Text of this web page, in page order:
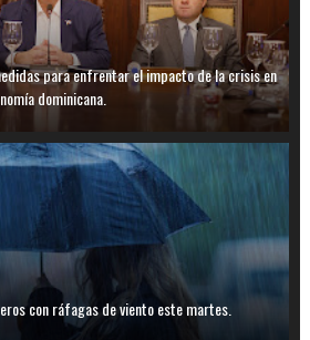
para enfrentar el impacto de la crisis en
dominicana.
con ráfagas de viento este martes.